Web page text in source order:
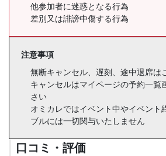
他参加者に迷惑となる行為
差別又は誹謗中傷する行為
注意事項
無断キャンセル、遅刻、途中退席は
キャンセルはマイページの予約一覧
さい
オミカレではイベント中やイベント
ブルには一切関与いたしません
口コミ・評価